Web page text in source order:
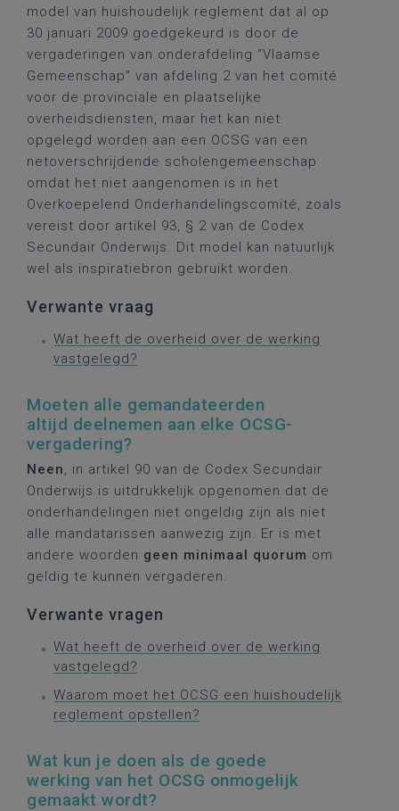
model van huishoudelijk reglement dat al op
30 januari 2009 goedgekeurd is door de
vergaderingen van onderafdeling “Vlaamse
Gemeenschap” van afdeling 2 van het comité
voor de provinciale en plaatselijke
overheidsdiensten, maar het kan niet
opgelegd worden aan een OCSG van een
netoverschrijdende scholengemeenschap
omdat het niet aangenomen is in het
Overkoepelend Onderhandelingscomité, zoals
vereist door artikel 93, § 2 van de Codex
Secundair Onderwijs. Dit model kan natuurlijk
wel als inspiratiebron gebruikt worden.
Verwante vraag
Wat heeft de overheid over de werking
vastgelegd?
Moeten alle gemandateerden
altijd deelnemen aan elke OCSG-
vergadering?
Neen, in artikel 90 van de Codex Secundair
Onderwijs is uitdrukkelijk opgenomen dat de
onderhandelingen niet ongeldig zijn als niet
alle mandatarissen aanwezig zijn. Er is met
andere woorden geen minimaal quorum om
geldig te kunnen vergaderen.
Verwante vragen
Wat heeft de overheid over de werking
vastgelegd?
Waarom moet het OCSG een huishoudelijk
reglement opstellen?
Wat kun je doen als de goede
werking van het OCSG onmogelijk
gemaakt wordt?